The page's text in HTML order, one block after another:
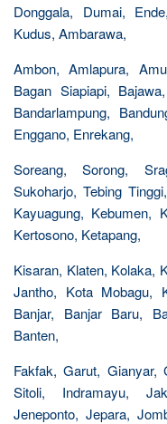
Donggala, Dumai,
Kudus, Ambarawa,
Ambon, Amlapura,
Bagan Siapiapi,
Bandarlampung,
Enggano, Enrekang,
Soreang, Sorong,
Sukoharjo, Tebing
Kayuagung, Kebumen,
Kertosono, Ketapang,
Kisaran, Klaten, Kolaka,
Jantho, Kota Mobagu,
Banjar, Banjar Baru,
Banten,
Fakfak, Garut, Gianyar,
Sitoli, Indramayu,
Jeneponto, Jepara,